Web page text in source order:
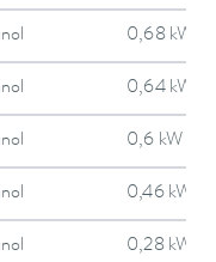
0,68 kW
0,64 kW
0,6 kW
0,46 kW
0,28 kW